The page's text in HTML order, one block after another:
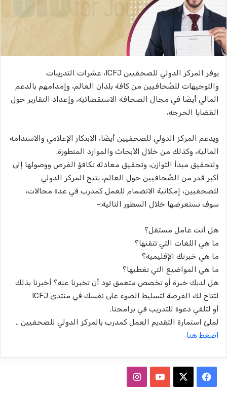
يوفر المركز الدولي للصحفيين ICFJ، عشرات التدريبات
والتوجيهات للصُحافيين من كافة بلدان العالم، وإمدامهم بالدعم
المالي أيضًا في مجال الصحافة الاستقصائية، وإعداد التقارير حول
القضايا الحرجة،
ويدعم المركز الدولي للصحفيين أيضًا، الابتكار الإعلامي والاستدامة
المالية، وكذلك من خلال الأبحاث والموارد المتطورة.
ولتحقيق مبدأ التوازن، وتحقيق معادلة تكافؤ الفرص ووصولها إلى
أكبر قدر من الصُحافيين حول العالم، يتيح المركز الدولي
للصحفيين، إمكانية الانضمام للعمل كمدرب في عدة مجالات،
سوف نستعرضها خلال السطور التالية:-
هل أنت عامل مستقل؟
ما هي اللغات التي تتقنها؟
ما هي خبرتك الإقليمية؟
ما هي المواضيع التي تغطيها؟
هل لديك خبرة أو تخصص متعمق تود أن تخبرنا عنه؟ أخبرنا بذلك
لتتاح لك الفرصة لتسليط الضوء على نفسك في منتدى ICFJ
أو لتلقي دعوة للتدريب في برامجنا.
لملئ استمارة التقديم العمل كمدرب بالمركز الدولي للصحفيين ..
اضغط هنا